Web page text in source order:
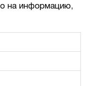
на информацию,